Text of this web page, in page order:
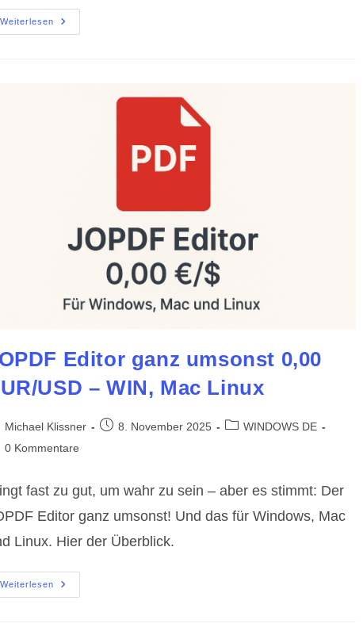
Weiterlesen
Paperless-
NGX
Editor ganz umsonst 0,00
USD – WIN, Mac Linux
Michael Klissner
Beitrag8. November 2025
Beitrags-
WINDOWS DE
0 Kommentare
fast zu gut, um wahr zu sein – aber es stimmt: Der
Editor ganz umsonst! Und das für Windows, Mac
Linux. Hier der Überblick.
Weiterlesen
JOPDF
Editor